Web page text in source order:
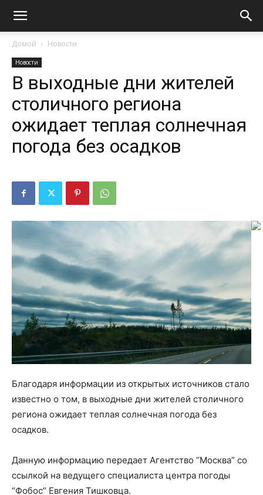
Домой Новости
Новости
В выходные дни жителей
столичного региона
ожидает теплая солнечная
погода без осадков
Благодаря информации из открытых источников стало
известно о том, в выходные дни жителей столичного
региона ожидает теплая солнечная погода без
осадков.
Данную информацию передает Агентство “Москва” со
ссылкой на ведущего специалиста центра погоды
“Фобос” Евгения Тишковца.